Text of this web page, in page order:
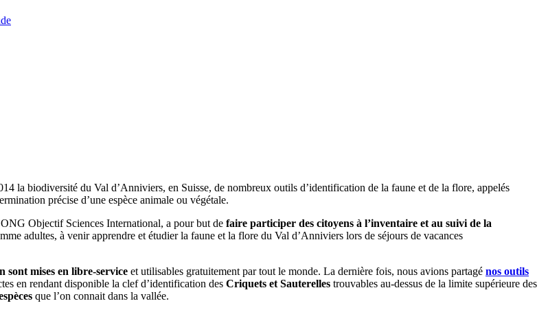
la biodiversité du Val d’Anniviers, en Suisse, de nombreux outils d’identification de la faune et de la flore, appelés
précise d’une espèce animale ou végétale.
Objectif Sciences International, a pour but de faire participer des citoyens à l’inventaire et au suivi de la
adultes, à venir apprendre et étudier la faune et la flore du Val d’Anniviers lors de séjours de vacances
sont mises en libre-service et utilisables gratuitement par tout le monde. La dernière fois, nous avions partagé nos outils
en rendant disponible la clef d’identification des Criquets et Sauterelles trouvables au-dessus de la limite supérieure des
que l’on connait dans la vallée.